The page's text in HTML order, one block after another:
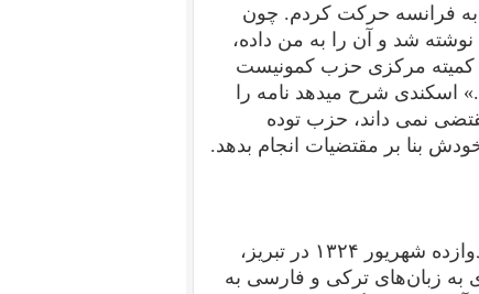
به فرانسه حرکت کردم. چون
شد و آن را به من داده،
کمیته مرکزی حزب کمونیست
شرح میدهد نامه را
نمی داند، حزب توده
بنا بر مقتضیات انجام بدهد.
فرقه دموکرات آذربایجان (آذربایجان دموکرات فرقه‌سی) دوازده شهریور ۱۳۲۴ در تبریز،
نمود. این حزب با انتشار بیانیه‌ای ۱۲ ماده‌ای به زبان‌های ترکی و فارسی به